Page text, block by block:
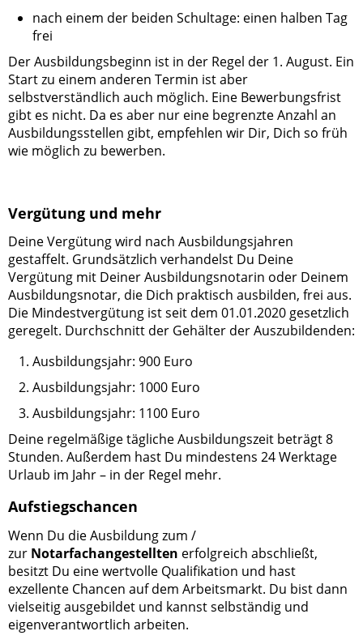
nach einem der beiden Schultage: einen halben Tag
frei
Der Ausbildungsbeginn ist in der Regel der 1. August. Ein
Start zu einem anderen Termin ist aber
selbstverständlich auch möglich. Eine Bewerbungsfrist
gibt es nicht. Da es aber nur eine begrenzte Anzahl an
Ausbildungsstellen gibt, empfehlen wir Dir, Dich so früh
wie möglich zu bewerben.
Vergütung und mehr
Deine Vergütung wird nach Ausbildungsjahren
gestaffelt. Grundsätzlich verhandelst Du Deine
Vergütung mit Deiner Ausbildungsnotarin oder Deinem
Ausbildungsnotar, die Dich praktisch ausbilden, frei aus.
Die Mindestvergütung ist seit dem 01.01.2020 gesetzlich
geregelt. Durchschnitt der Gehälter der Auszubildenden:
Ausbildungsjahr: 900 Euro
Ausbildungsjahr: 1000 Euro
Ausbildungsjahr: 1100 Euro
Deine regelmäßige tägliche Ausbildungszeit beträgt 8
Stunden. Außerdem hast Du mindestens 24 Werktage
Urlaub im Jahr – in der Regel mehr.
Aufstiegschancen
Wenn Du die Ausbildung zum /
zur Notarfachangestellten erfolgreich abschließt,
besitzt Du eine wertvolle Qualifikation und hast
exzellente Chancen auf dem Arbeitsmarkt. Du bist dann
vielseitig ausgebildet und kannst selbständig und
eigenverantwortlich arbeiten.